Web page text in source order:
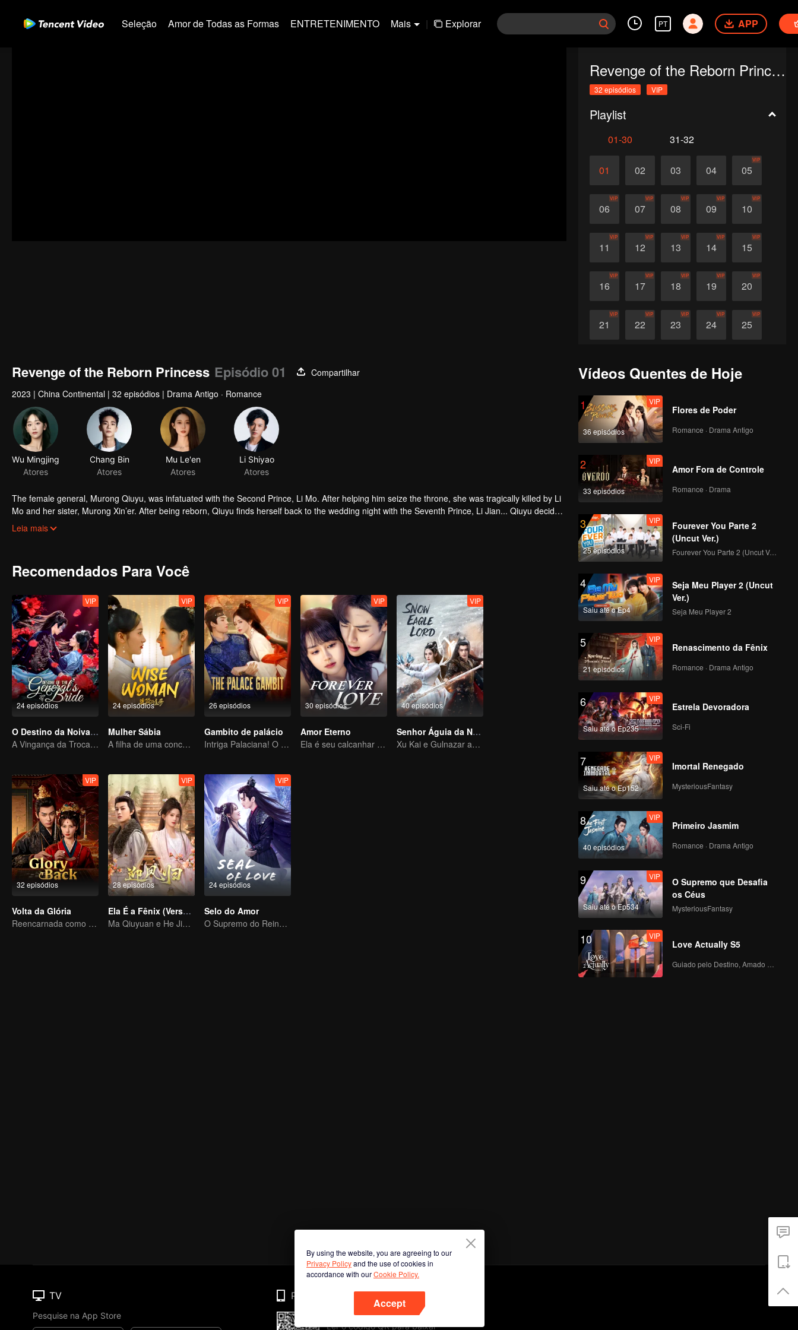
Seleção Amor de Todas as Formas ENTRETENIMENTO Mais | Explorar PT APP
Revenge of the Reborn Princess
32 episódios VIP
Playlist
01-30 31-32
01 02 03 04 05
VIP
06
VIP
07
VIP
08
VIP
09
VIP
10
VIP
11
VIP
12
VIP
13
VIP
14
VIP
15
VIP
16
VIP
17
VIP
18
VIP
19
VIP
20
VIP
21
VIP
22
VIP
23
VIP
24
VIP
25
VIP
Revenge of the Reborn Princess Episódio 01
Compartilhar
2023 | China Continental | 32 episódios | Drama Antigo · Romance
Wu Mingjing
Atores
Chang Bin
Atores
Mu Le'en
Atores
Li Shiyao
Atores
The female general, Murong Qiuyu, was infatuated with the Second Prince, Li Mo. After helping him seize the throne, she was tragically killed by Li
Mo and her sister, Murong Xin’er. After being reborn, Qiuyu finds herself back to the wedding night with the Seventh Prince, Li Jian... Qiuyu decides
to join forces with Li Mo's rival, Li Jian, to ensure that Murong Xin’er and Li Mo receive the punishment they deserve!
Leia mais
Recomendados Para Você
24 episódios
VIP
O Destino da Noiva do General
A Vingança da Troca de Rosto da Filha Ilegítima
24 episódios
VIP
Mulher Sábia
A filha de uma concubina se torna a matriarca da família
26 episódios
VIP
Gambito de palácio
Intriga Palaciana! O Desafio de uma Solitária
30 episódios
VIP
Amor Eterno
Ela é seu calcanhar de Aquiles e sua armadura
40 episódios
VIP
Senhor Águia da Neve
Xu Kai e Gulnazar abrem um mundo extraordinário da paixão
32 episódios
VIP
Volta da Glória
Reencarnada como uma criada! Uma imperatriz de nível máximo pune impiedosamente a escória
28 episódios
VIP
Ela É a Fênix (Versão Tailandesa)
Ma Qiuyuan e He Jianqi: Uma História de Vingança Reescrita
24 episódios
VIP
Selo do Amor
O Supremo do Reino Demoníaco e o Amor Proibido
Vídeos Quentes de Hoje
1
36 episódios
VIP
Flores de Poder
Romance · Drama Antigo
2
33 episódios
VIP
Amor Fora de Controle
Romance · Drama
3
25 episódios
VIP
Fourever You Parte 2
(Uncut Ver.)
Fourever You Parte 2 (Uncut Ver.)
4
Saiu até o Ep4
VIP
Seja Meu Player 2 (Uncut
Ver.)
Seja Meu Player 2
5
21 episódios
VIP
Renascimento da Fênix
Romance · Drama Antigo
6
Saiu até o Ep235
VIP
Estrela Devoradora
Sci-Fi
7
Saiu até o Ep152
VIP
Imortal Renegado
MysteriousFantasy
8
40 episódios
VIP
Primeiro Jasmim
Romance · Drama Antigo
9
Saiu até o Ep534
VIP
O Supremo que Desafia
os Céus
MysteriousFantasy
10 VIP
Love Actually S5
By using the website, you are agreeing to our
Privacy Policyand the use of cookies in
accordance with ourCookie Policy.
Accept
TV
Pesquise na App Store
Phone
Ler o código QR para baixar